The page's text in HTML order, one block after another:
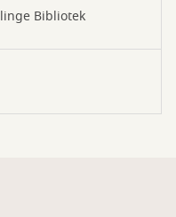
Bibliotek